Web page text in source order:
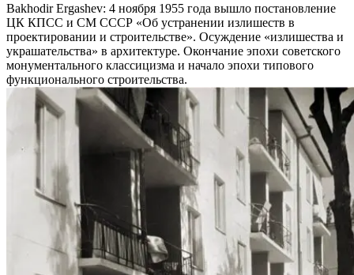
Bakhodir Ergashev: 4 ноября 1955 года вышло постановление
ЦК КПСС и СМ СССР «Об устранении излишеств в
проектировании и строительстве». Осуждение «излишества и
украшательства» в архитектуре. Окончание эпохи советского
монументального классицизма и начало эпохи типового
функционального строительства.